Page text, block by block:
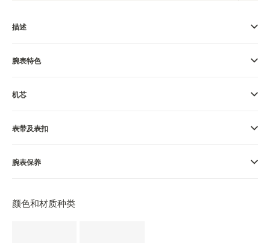
精准先锋
描述
腕表特色
机芯
表带及表扣
腕表保养
颜色和材质种类